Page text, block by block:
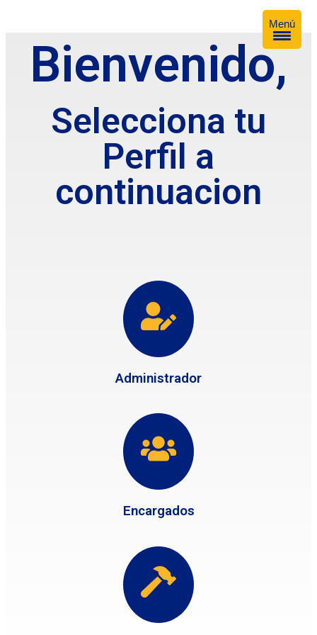
Bienvenido,
Selecciona tu
Perfil a
continuacion
Administrador
Encargados
Menú